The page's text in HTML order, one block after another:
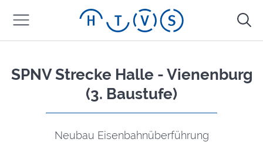
SPNV Strecke Halle - Vienenburg
(3. Baustufe)
Neubau Eisenbahnüberführung